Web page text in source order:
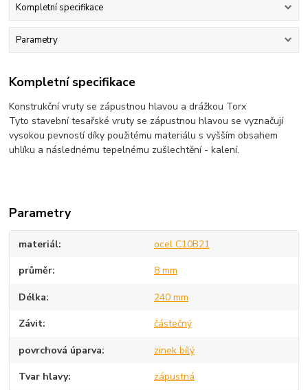
Kompletní specifikace
Parametry
Kompletní specifikace
Konstrukční vruty se zápustnou hlavou a drážkou Torx
Tyto stavební tesařské vruty se zápustnou hlavou se vyznačují
vysokou pevností díky použitému materiálu s vyšším obsahem
uhlíku a následnému tepelnému zušlechtění - kalení.
Parametry
materiál ocel C10B21
průměr 8 mm
Délka 240 mm
Závit částečný
povrchová úparva zinek bílý
Tvar hlavy zápustná